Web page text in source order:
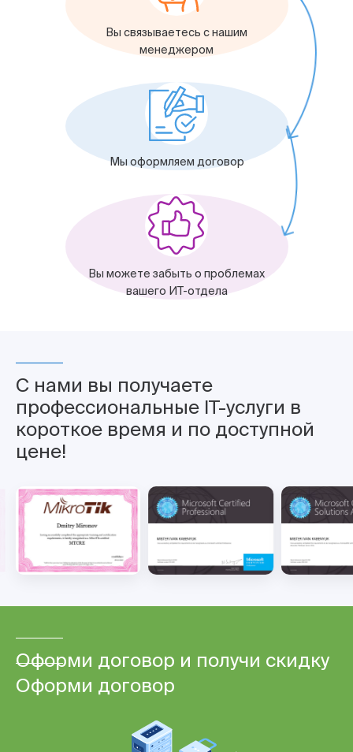
Вы связываетесь с нашим
менеджером
Мы оформляем договор
Вы можете забыть о проблемах
вашего ИТ-отдела
С нами вы получаете
профессиональные IT-услуги в
короткое время и по доступной
цене!
Оформи договор
Оформи договор и получи скидку